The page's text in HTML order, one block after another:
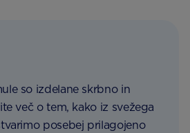
so izdelane skrbno in
več o tem, kako iz svežega
posebej prilagojeno